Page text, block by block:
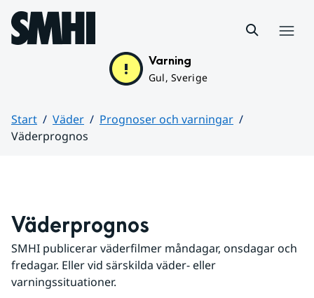
Hoppa till sidans innehåll
Varning
Gul, Sverige
Start Väder
Prognoser och varningar
Väderprognos
Väderprognos
SMHI publicerar väderfilmer måndagar, onsdagar och
fredagar. Eller vid särskilda väder- eller
varningssituationer.